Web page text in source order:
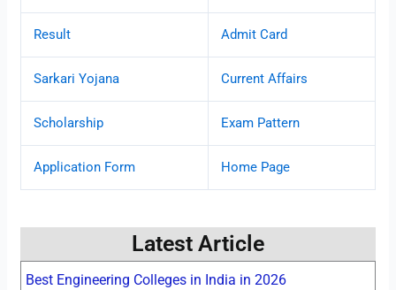
Result Admit Card
Sarkari Yojana Current Affairs
Scholarship Exam Pattern
Application Form Home Page
Latest Article
Best Engineering Colleges in India in 2026